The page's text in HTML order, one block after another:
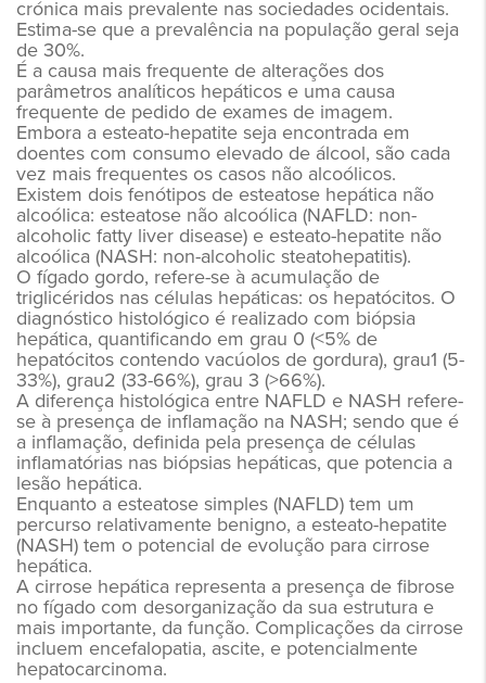
crónica mais prevalente nas sociedades ocidentais.
Estima-se que a prevalência na população geral seja
de 30%.
É a causa mais frequente de alterações dos
parâmetros analíticos hepáticos e uma causa
frequente de pedido de exames de imagem.
Embora a esteato-hepatite seja encontrada em
doentes com consumo elevado de álcool, são cada
vez mais frequentes os casos não alcoólicos.
Existem dois fenótipos de esteatose hepática não
alcoólica: esteatose não alcoólica (NAFLD: non-
alcoholic fatty liver disease) e esteato-hepatite não
alcoólica (NASH: non-alcoholic steatohepatitis).
O fígado gordo, refere-se à acumulação de
triglicéridos nas células hepáticas: os hepatócitos. O
diagnóstico histológico é realizado com biópsia
hepática, quantificando em grau 0 (<5% de
hepatócitos contendo vacúolos de gordura), grau1 (5-
33%), grau2 (33-66%), grau 3 (>66%).
A diferença histológica entre NAFLD e NASH refere-
se à presença de inflamação na NASH; sendo que é
a inflamação, definida pela presença de células
inflamatórias nas biópsias hepáticas, que potencia a
lesão hepática.
Enquanto a esteatose simples (NAFLD) tem um
percurso relativamente benigno, a esteato-hepatite
(NASH) tem o potencial de evolução para cirrose
hepática.
A cirrose hepática representa a presença de fibrose
no fígado com desorganização da sua estrutura e
mais importante, da função. Complicações da cirrose
incluem encefalopatia, ascite, e potencialmente
hepatocarcinoma.